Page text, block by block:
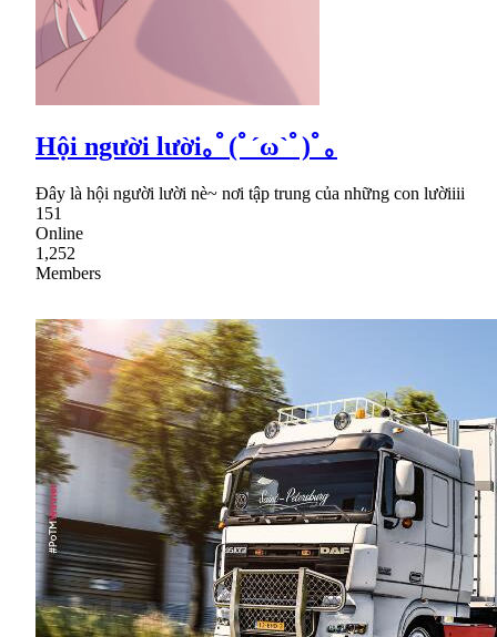
Hội người lười｡ﾟ(ﾟ´ω`ﾟ)ﾟ｡
Đây là hội người lười nè~ nơi tập trung của những con lườiiii
151
Online
1,252
Members